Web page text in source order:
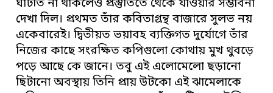
ঘাটতি না থাকলেও প্রস্তুতিতে থেকে যাওয়ার সম্ভাবনা
দেখা দিল। প্রথমত তাঁর কবিতাগ্রন্থ বাজারে সুলভ নয়
একেবারেই। দ্বিতীয়ত ভয়াবহ ব্যক্তিগত দুর্যোগে তাঁর
নিজের কাছে সংরক্ষিত কপিগুলো কোথায় মুখ থুবড়ে
পড়ে আছে কে জানে। তবু এই এলোমেলো ছড়ানো
ছিটানো অবস্থায় তিনি প্রায় উটকো এই ঝামেলাকে